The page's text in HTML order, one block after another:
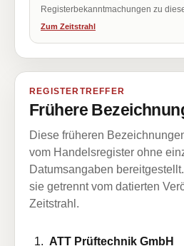
Registerbekanntmachungen zu
Zum Zeitstrahl
REGISTERTREFFER
Frühere
Diese früheren
vom Handelsregister ohne
Datumsangaben
sie getrennt vom datierten
Zeitstrahl.
ATT Prüftechnik GmbH